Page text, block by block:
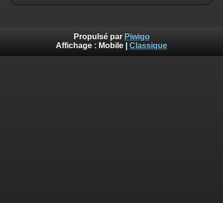
Propulsé par Piwigo
Affichage : Mobile Classique